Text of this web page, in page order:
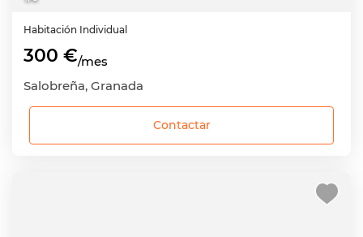
Habitación Individual
300 €/mes
Salobreña, Granada
Contactar